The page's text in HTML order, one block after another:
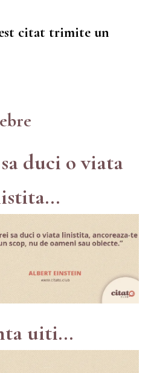
citat trimite un
duci o viata
uiti...